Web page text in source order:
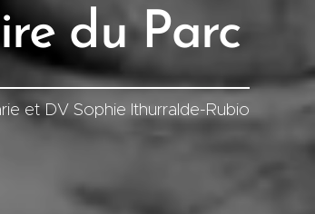
du Parc
et DV Sophie Ithurralde-Rubio